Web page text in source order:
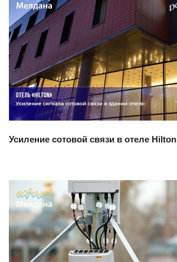
Смотреть проект
Усиление сотовой связи в отеле Hilton
Смотреть проект